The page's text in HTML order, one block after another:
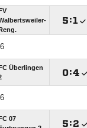
FV
Reng.
:
FC Überlingen
:
FC 07
: